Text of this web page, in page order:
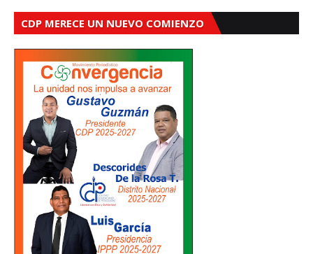
CDP MERECE UN NUEVO COMIENZO